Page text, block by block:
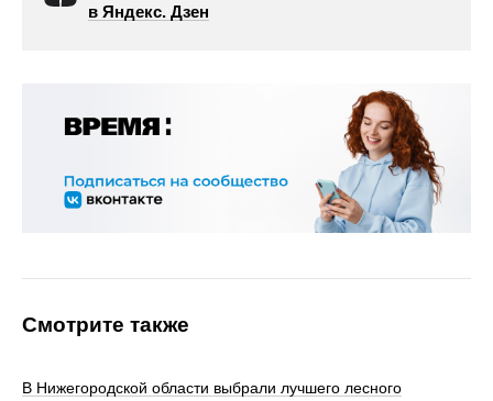
в Яндекс. Дзен
Смотрите также
В Нижегородской области выбрали лучшего лесного